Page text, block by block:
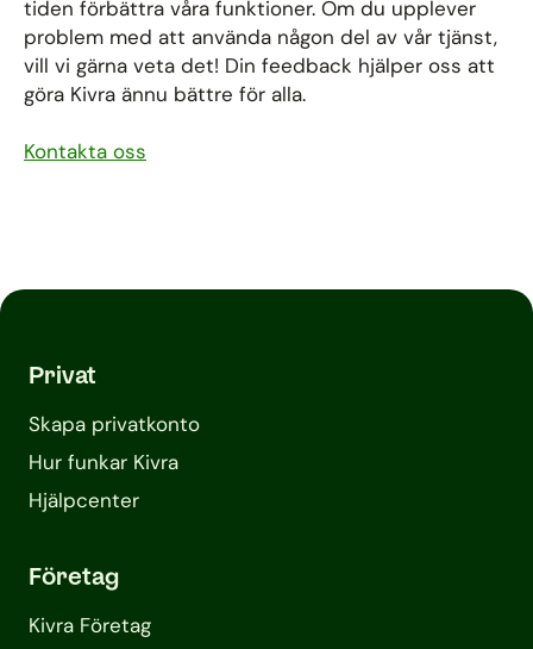
tiden förbättra våra funktioner. Om du upplever
problem med att använda någon del av vår tjänst,
vill vi gärna veta det! Din feedback hjälper oss att
göra Kivra ännu bättre för alla.
Kontakta oss
Privat
Skapa privatkonto
Hur funkar Kivra
Hjälpcenter
Företag
Kivra Företag